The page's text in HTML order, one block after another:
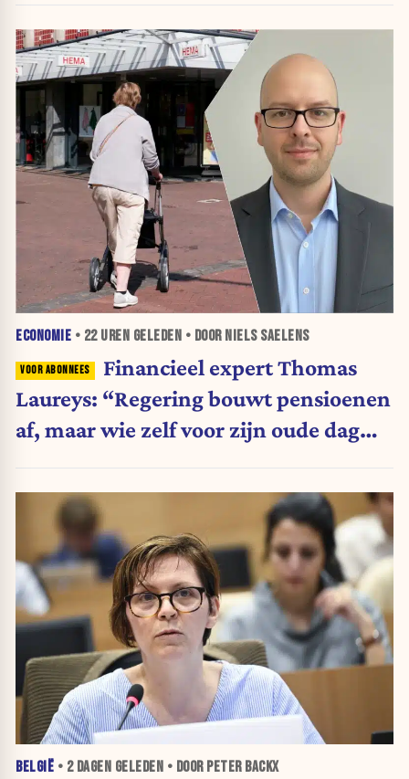
ECONOMIE • 22 UREN GELEDEN • DOOR NIELS SAELENS
Financieel expert Thomas
Laureys: “Regering bouwt pensioenen
af, maar wie zelf voor zijn oude dag
BELGIË • 2 DAGEN GELEDEN • DOOR PETER BACKX